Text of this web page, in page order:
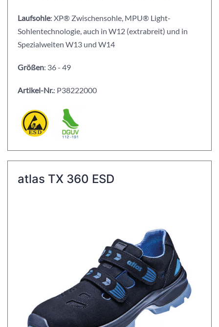
Laufsohle: XP® Zwischensohle, MPU® Light-
Sohlentechnologie, auch in W12 (extrabreit) und in
Spezialweiten W13 und W14
Größen: 36 - 49
Artikel-Nr.: P38222000
atlas TX 360 ESD